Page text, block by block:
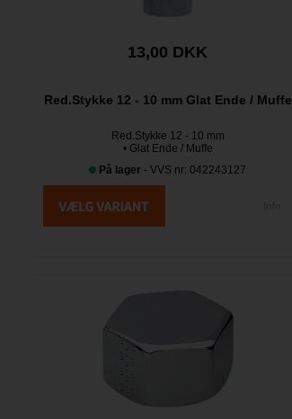
13,00 DKK
Red.Stykke 12 - 10 mm Glat Ende / Muffe
Red.Stykke 12 - 10 mm
• Glat Ende / Muffe
På lager - VVS nr: 042243127